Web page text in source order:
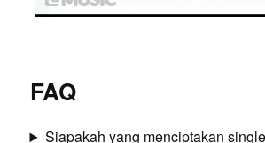
FAQ
Siapakah yang menciptakan